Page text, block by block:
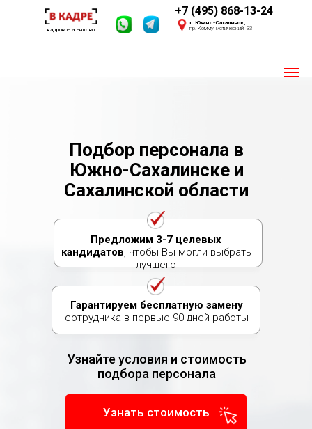
кадровое агентство
Своя база из 2,4 млн. соискателей
Опыт 2016 года
+7 (495) 868-13-24
г. Южно-Сахалинск,
пр. Коммунистический, 33
Подбор персонала в
Южно-Сахалинске и
Сахалинской области
Предложим 3-7 целевых
кандидатов, чтобы Вы могли выбрать
лучшего
Узнайте условия и стоимость
подбора персонала
Узнать стоимость
Гарантируем бесплатную замену
сотрудника в первые 90 дней работы